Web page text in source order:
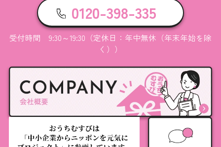
0120-398-335
受付時間 9:30～19:30（定休日：年中無休（年末年始を除
く））